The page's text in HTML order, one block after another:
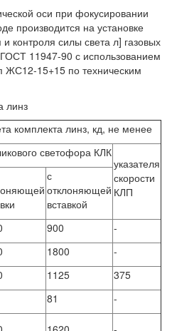
оси при фокусировании
производится на установке
контроля силы света л] газовых
ГОСТ 11947-90 с использованием
ЖС12-15+15 по техническим
линз
комплекта линз, кд, не менее
светофора КЛК
указателя
скорости
КЛП
с
отклоняющей
вставкой
900
-
1800
-
1125
375
81
-